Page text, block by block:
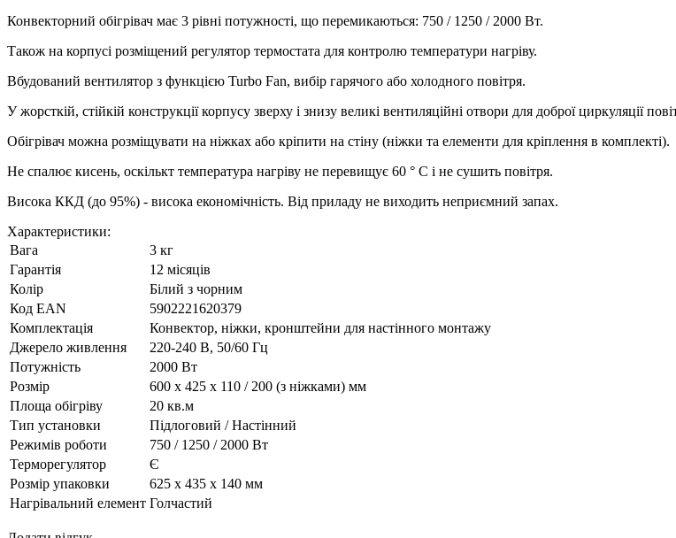
Конвекторний обігрівач має 3 рівні потужності, що перемикаються: 750 / 1250 / 2000 Вт.
Також на корпусі розміщений регулятор термостата для контролю температури нагріву.
Вбудований вентилятор з функцією Turbo Fan, вибір гарячого або холодного повітря.
У жорсткій, стійкій конструкції корпусу зверху і знизу великі вентиляційні отвори для доброї циркуляції
Обігрівач можна розміщувати на ніжках або кріпити на стіну (ніжки та елементи для кріплення в комплекті).
Не спалює кисень, оскількт температура нагріву не перевищує 60 ° С і не сушить повітря.
Висока ККД (до 95%) - висока економічність. Від приладу не виходить неприємний запах.
Характеристики:
Вага
3 кг
Гарантія
12 місяців
Колір
Білий з чорним
Код ЕАN
5902221620379
Комплектація
Конвектор, ніжки, кронштейни для настінного монтажу
Джерело живлення
220-240 В, 50/60 Гц
Потужність
2000 Вт
Розмір
600 х 425 х 110 / 200 (з ніжками) мм
Площа обігріву
20 кв.м
Тип установки
Підлоговий / Настінний
Режимів роботи
750 / 1250 / 2000 Вт
Терморегулятор
Є
Розмір упаковки
625 х 435 х 140 мм
Нагрівальний елемент Голчастий